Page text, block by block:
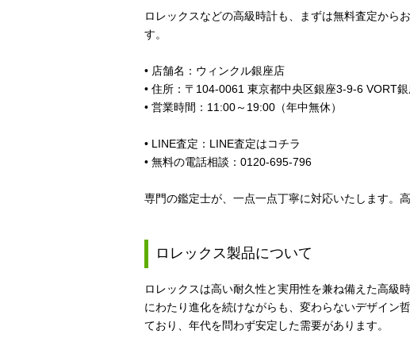
ロレックスなどの高級時計も、まずは無料査定から
す。
• 店舗名：ウィンクル銀座店
• 住所：〒104-0061 東京都中央区銀座3-9-6 VORT
• 営業時間：11:00～19:00（年中無休）
• LINE査定： LINE査定はコチラ
• 無料の電話相談： 0120-695-796
専門の鑑定士が、一点一点丁寧に対応いたします。
ロレックス製品について
ロレックスは高い耐久性と実用性を兼ね備えた高級
にわたり進化を続けながらも、変わらないデザイン
ており、年代を問わず安定した需要があります。